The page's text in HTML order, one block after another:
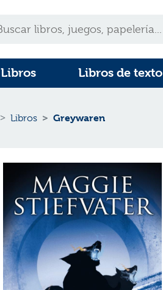
Libros Libros de texto
Libros Greywaren